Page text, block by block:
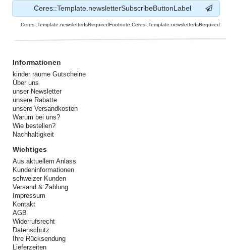
Ceres::Template.newsletterSubscribeButtonLabel
Ceres::Template.newsletterIsRequiredFootnote Ceres::Template.newsletterIsRequired
Informationen
kinder räume Gutscheine
Über uns
unser Newsletter
unsere Rabatte
unsere Versandkosten
Warum bei uns?
Wie bestellen?
Nachhaltigkeit
Wichtiges
Aus aktuellem Anlass
Kundeninformationen
schweizer Kunden
Versand & Zahlung
Impressum
Kontakt
AGB
Widerrufsrecht
Datenschutz
Ihre Rücksendung
Lieferzeiten